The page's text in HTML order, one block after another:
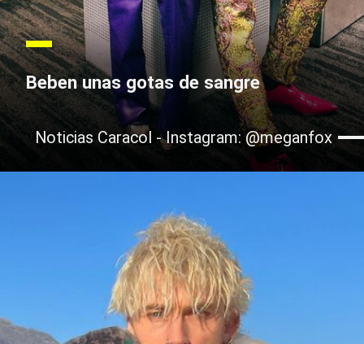
Beben unas gotas de sangre
Noticias Caracol - Instagram: @meganfox